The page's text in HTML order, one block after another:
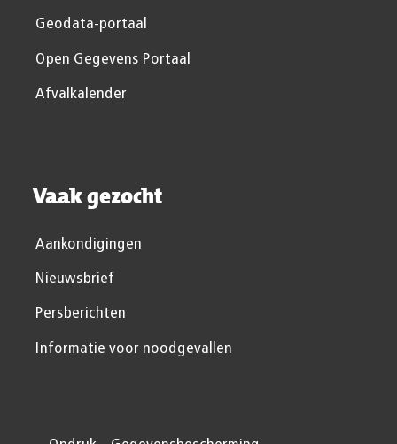
Geodata-portaal
Open Gegevens Portaal
Afvalkalender
Vaak gezocht
Aankondigingen
Nieuwsbrief
Persberichten
Informatie voor noodgevallen